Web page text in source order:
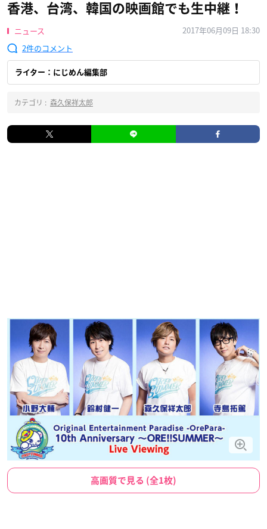
香港、台湾、韓国の映画館でも生中継！
ニュース
2017年06月09日 18:30
2
ライター：にじめん編集部
カテゴリ : 森久保祥太郎
高画質で見る (全1枚)